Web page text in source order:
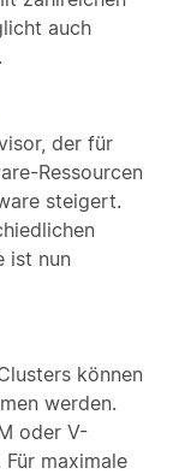
auch
der für
Ressourcen
steigert.
ist nun
können
werden.
oder V-
maximale